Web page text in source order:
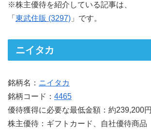
※株主優待を紹介している記事は、
「 東武住販 (3297) 」です。
ニイタカ
銘柄名： ニイタカ
銘柄コード： 4465
優待獲得に必要な最低金額：約239,200円
株主優待：ギフトカード、自社優待商品